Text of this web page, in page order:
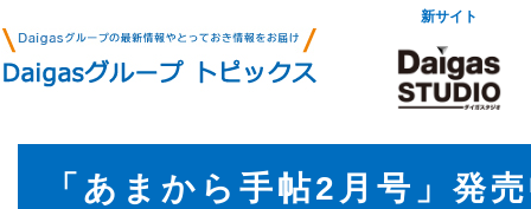
新サイト
「あまから手帖2月号」発